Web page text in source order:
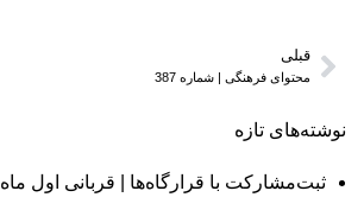
قبلی
محتوای فرهنگی | شماره 387
نوشته‌های تازه
ثبت‌مشارکت با قرارگاه‌ها | قربانی اول